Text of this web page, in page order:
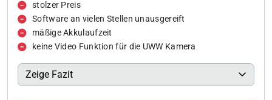
stolzer Preis
Software an vielen Stellen unausgereift
mäßige Akkulaufzeit
keine Video Funktion für die UWW Kamera
Zeige Fazit